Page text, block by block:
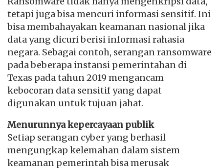
tetapi juga bisa mencuri informasi sensitif. Ini
bisa membahayakan keamanan nasional jika
data yang dicuri berisi informasi rahasia
negara. Sebagai contoh, serangan ransomware
pada beberapa instansi pemerintahan di
Texas pada tahun 2019 mengancam
kebocoran data sensitif yang dapat
digunakan untuk tujuan jahat.
Menurunnya kepercayaan publik
Setiap serangan cyber yang berhasil
mengungkap kelemahan dalam sistem
keamanan pemerintah bisa merusak